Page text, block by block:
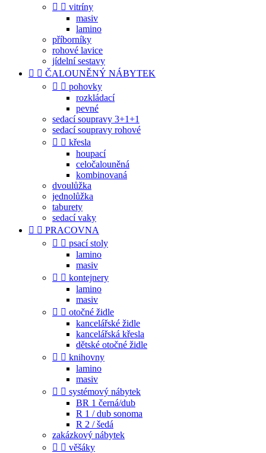
  vitríny
masiv
lamino
příborníky
rohové lavice
jídelní sestavy
  ČALOUNĚNÝ NÁBYTEK
  pohovky
rozkládací
pevné
sedací soupravy 3+1+1
sedací soupravy rohové
  křesla
houpací
celočalouněná
kombinovaná
dvoulůžka
jednolůžka
taburety
sedací vaky
  PRACOVNA
  psací stoly
lamino
masiv
  kontejnery
lamino
masiv
  otočné židle
kancelářské židle
kancelářská křesla
dětské otočné židle
  knihovny
lamino
masiv
  systémový nábytek
BR 1 černá/dub
R 1 / dub sonoma
R 2 / šedá
zakázkový nábytek
  věšáky